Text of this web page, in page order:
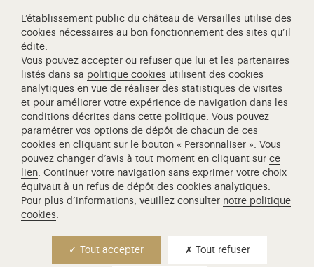
L'Opéra royal de Versailles
Centre de recherche du château de Versailles
Centre de Musique Baroque de Versailles
Réseau des Résidences Royales Européenne
Société des Amis de Versailles
Académie équestre nationale du domaine de Versailles
Campus Versailles
L’établissement public du château de Versailles utilise des
cookies nécessaires au bon fonctionnement des sites qu’il
édite.
Vous pouvez accepter ou refuser que lui et les partenaires
listés dans sa politique cookies utilisent des cookies
analytiques en vue de réaliser des statistiques de visites
et pour améliorer votre expérience de navigation dans les
conditions décrites dans cette politique. Vous pouvez
paramétrer vos options de dépôt de chacun de ces
cookies en cliquant sur le bouton « Personnaliser ». Vous
pouvez changer d’avis à tout moment en cliquant surce
lien. Continuer votre navigation sans exprimer votre choix
équivaut à un refus de dépôt des cookies analytiques.
Pour plus d’informations, veuillez consulter notre politique
cookies.
Tout accepter Tout refuser